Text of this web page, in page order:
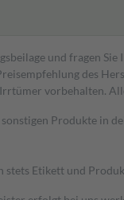
und fragen
des
vorbehalten.
Produkte in
stets Etikett und